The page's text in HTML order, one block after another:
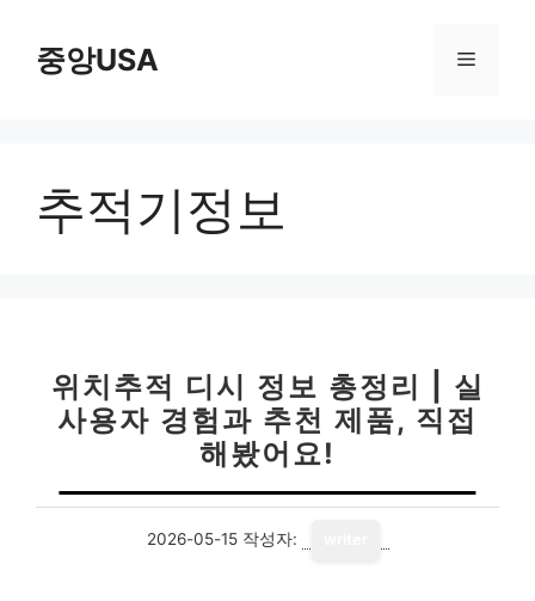
중앙USA 메
추적기정보
위치추적 디시 정보 총정리 | 실
사용자 경험과 추천 제품, 직접
해봤어요!
2026-05-15 작성자: